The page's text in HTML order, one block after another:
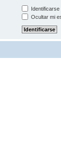
Ocultar mi